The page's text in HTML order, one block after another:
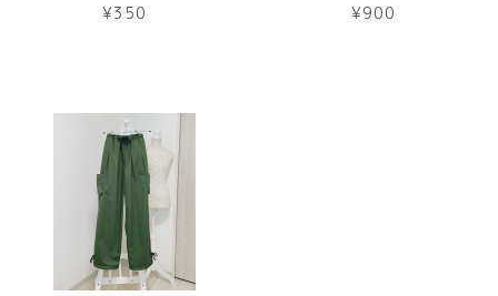
¥350 ¥900